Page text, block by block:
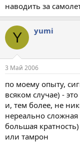
наводить за
Y yumi
3 Май 2006
по моему опыту,
всяком случае) -
и, тем более, не
нереально
большая
или тамрон